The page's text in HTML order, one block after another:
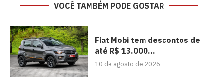
VOCÊ TAMBÉM PODE GOSTAR
Fiat Mobi tem descontos de
até R$ 13.000...
10 de agosto de 2026